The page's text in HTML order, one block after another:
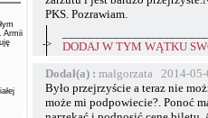
Armii
PKS. Pozrawiam.
->
DODAJ W TYM WĄTKU
Dodał(a) : małgorzata 2014-
Było przejrzyście a teraz nie
może mi podpowiecie?. Ponoć